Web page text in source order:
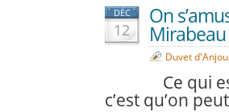
DÉC
12
On
Mirabeau
Duvet d'Anjou
Ce qui
c’est qu’on